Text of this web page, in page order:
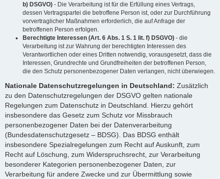
b) DSGVO) - Die Verarbeitung ist für die Erfüllung eines Vertrags,
dessen Vertragspartei die betroffene Person ist, oder zur Durchführung
vorvertraglicher Maßnahmen erforderlich, die auf Anfrage der
betroffenen Person erfolgen.
Berechtigte Interessen (Art. 6 Abs. 1 S. 1 lit. f) DSGVO) - die
Verarbeitung ist zur Wahrung der berechtigten Interessen des
Verantwortlichen oder eines Dritten notwendig, vorausgesetzt, dass die
Interessen, Grundrechte und Grundfreiheiten der betroffenen Person,
die den Schutz personenbezogener Daten verlangen, nicht überwiegen.
Nationale Datenschutzregelungen in Deutschland: Zusätzlich
zu den Datenschutzregelungen der DSGVO gelten nationale
Regelungen zum Datenschutz in Deutschland. Hierzu gehört
insbesondere das Gesetz zum Schutz vor Missbrauch
personenbezogener Daten bei der Datenverarbeitung
(Bundesdatenschutzgesetz – BDSG). Das BDSG enthält
insbesondere Spezialregelungen zum Recht auf Auskunft, zum
Recht auf Löschung, zum Widerspruchsrecht, zur Verarbeitung
besonderer Kategorien personenbezogener Daten, zur
Verarbeitung für andere Zwecke und zur Übermittlung sowie